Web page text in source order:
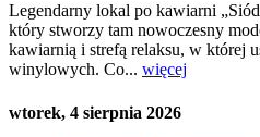
Legendarny lokal po kawiarni
który stworzy tam nowoczesny
kawiarnią i strefą relaksu, w której
winylowych. Co... więcej
wtorek, 4 sierpnia 2026